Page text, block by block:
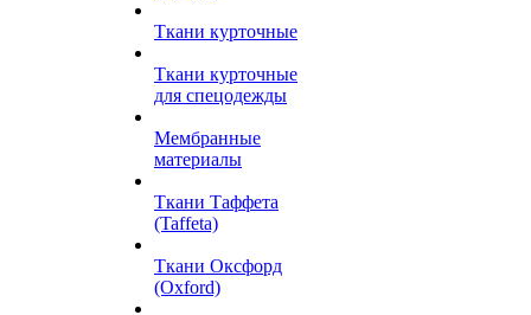
Ткани курточные
Ткани курточные
для спецодежды
Мембранные
материалы
Ткани Таффета
(Taffeta)
Ткани Оксфорд
(Oxford)